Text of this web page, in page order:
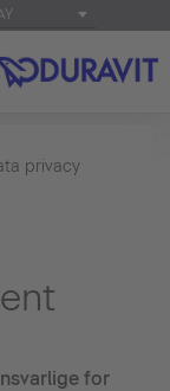
privacy
for